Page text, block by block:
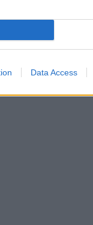
Data Access
στο
Η
Κατσιάνα,